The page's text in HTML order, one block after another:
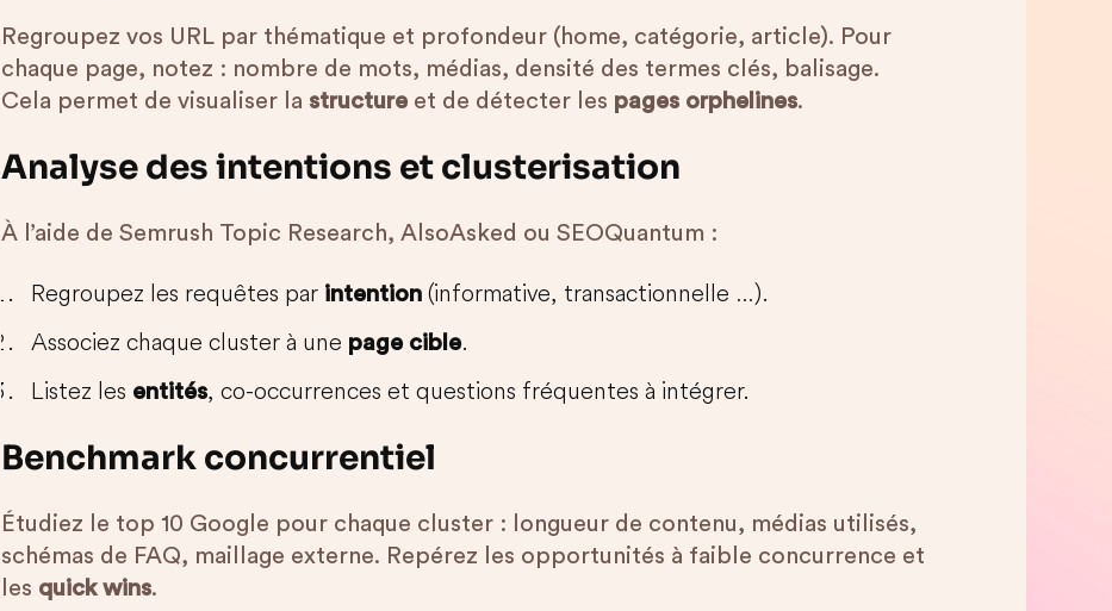
Regroupez vos URL par thématique et profondeur (home, catégorie, article). Pour
chaque page, notez : nombre de mots, médias, densité des termes clés, balisage.
Cela permet de visualiser la structure et de détecter les pages orphelines.
Analyse des intentions et clusterisation
À l’aide de Semrush Topic Research, AlsoAsked ou SEOQuantum :
Regroupez les requêtes par intention (informative, transactionnelle …).
Associez chaque cluster à une page cible.
Listez les entités, co-occurrences et questions fréquentes à intégrer.
Benchmark concurrentiel
Étudiez le top 10 Google pour chaque cluster : longueur de contenu, médias utilisés,
schémas de FAQ, maillage externe. Repérez les opportunités à faible concurrence et
les quick wins.